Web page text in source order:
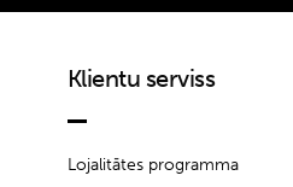
Klientu serviss
Lojalitātes programma